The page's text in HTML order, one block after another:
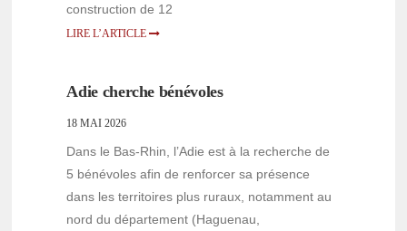
construction de 12
LIRE L’ARTICLE
Adie cherche bénévoles
18 MAI 2026
Dans le Bas-Rhin, l’Adie est à la recherche de
5 bénévoles afin de renforcer sa présence
dans les territoires plus ruraux, notamment au
nord du département (Haguenau,